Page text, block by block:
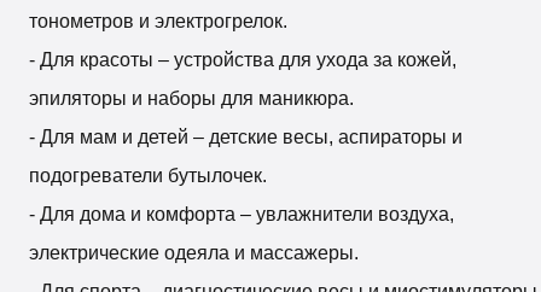
тонометров и электрогрелок.
- Для красоты – устройства для ухода за кожей,
эпиляторы и наборы для маникюра.
- Для мам и детей – детские весы, аспираторы и
подогреватели бутылочек.
- Для дома и комфорта – увлажнители воздуха,
электрические одеяла и массажеры.